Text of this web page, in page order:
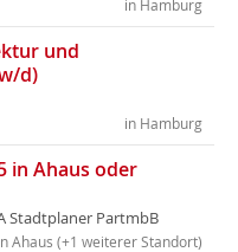
in Hamburg
und
d)
in Hamburg
in Ahaus oder
Stadtplaner PartmbB
Ahaus (+1 weiterer Standort)